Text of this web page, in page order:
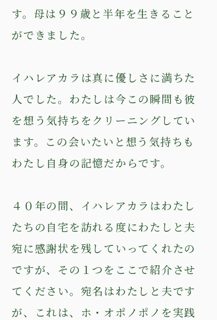
す。母は９９歳と半年を生きること
ができました。
イハレアカラは真に優しさに満ちた
人でした。わたしは今この瞬間も彼
を想う気持ちをクリーニングしてい
ます。この会いたいと想う気持ちも
わたし自身の記憶だからです。
４０年の間、イハレアカラはわたし
たちの自宅を訪れる度にわたしと夫
宛に感謝状を残していってくれたの
ですが、その１つをここで紹介させ
てください。宛名はわたしと夫です
が、これは、ホ・オポノポノを実践